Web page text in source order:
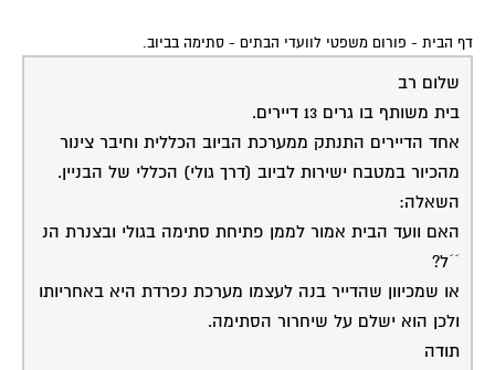
שלום רב
בית משותף בו גרים 13 דיירים.
אחד הדיירים התנתק ממערכת הביוב הכללית וחיבר צינור
מהכיור במטבח ישירות לביוב (דרך גולי) הכללי של הבניין.
השאלה:
האם וועד הבית אמור לממן פתיחת סתימה בגולי ובצנרת הנ
´´ל?
או שמכיוון שהדייר בנה לעצמו מערכת נפרדת היא באחריותו
ולכן הוא ישלם על שיחרור הסתימה.
תודה
שבתאי גואטה